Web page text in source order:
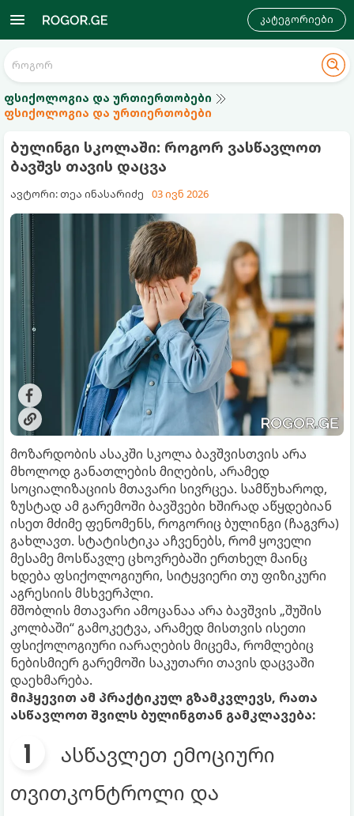
კატეგორიები
ფსიქოლოგია და ურთიერთობები
ფსიქოლოგია და ურთიერთობები
ბულინგი სკოლაში: როგორ ვასწავლოთ
ბავშვს თავის დაცვა
ავტორი: თეა ინასარიძე 03 ივნ 2026
მოზარდობის ასაკში სკოლა ბავშვისთვის არა
მხოლოდ განათლების მიღების, არამედ
სოციალიზაციის მთავარი სივრცეა. სამწუხაროდ,
ზუსტად ამ გარემოში ბავშვები ხშირად აწყდებიან
ისეთ მძიმე ფენომენს, როგორიც ბულინგი (ჩაგვრა)
გახლავთ. სტატისტიკა აჩვენებს, რომ ყოველი
მესამე მოსწავლე ცხოვრებაში ერთხელ მაინც
ხდება ფსიქოლოგიური, სიტყვიერი თუ ფიზიკური
აგრესიის მსხვერპლი.
მშობლის მთავარი ამოცანაა არა ბავშვის „შუშის
კოლბაში“ გამოკეტვა, არამედ მისთვის ისეთი
ფსიქოლოგიური იარაღების მიცემა, რომლებიც
ნებისმიერ გარემოში საკუთარი თავის დაცვაში
დაეხმარება.
მიჰყევით ამ პრაქტიკულ გზამკვლევს, რათა
ასწავლოთ შვილს ბულინგთან გამკლავება:
ასწავლეთ ემოციური
თვითკონტროლი და